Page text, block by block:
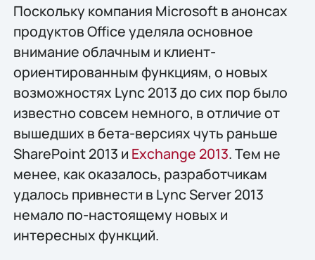
Поскольку компания Microsoft в анонсах
продуктов Office уделяла основное
внимание облачным и клиент-
ориентированным функциям, о новых
возможностях Lync 2013 до сих пор было
известно совсем немного, в отличие от
вышедших в бета-версиях чуть раньше
SharePoint 2013 и Exchange 2013. Тем не
менее, как оказалось, разработчикам
удалось привнести в Lync Server 2013
немало по-настоящему новых и
интересных функций.